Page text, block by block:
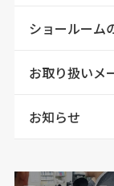
ショールーム
お取り扱いメ
お知らせ